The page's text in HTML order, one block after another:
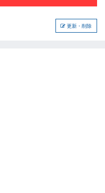
更新・削除